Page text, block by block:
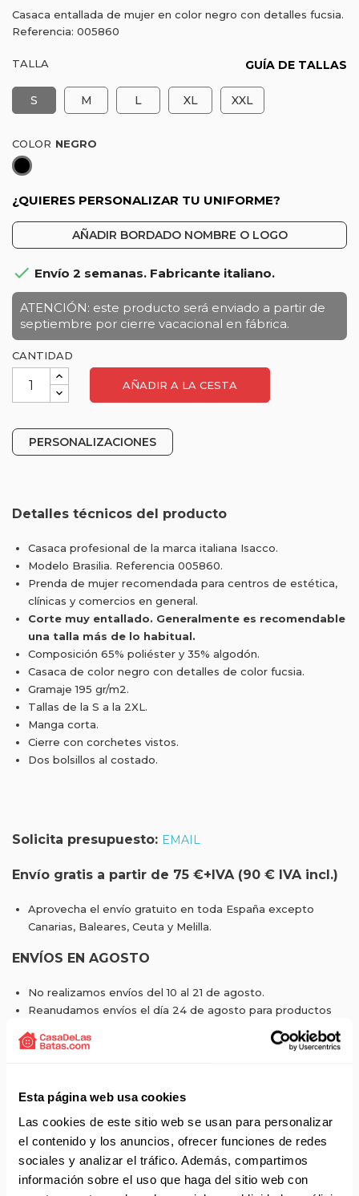
Esta página web usa cookies
Las cookies de este sitio web se usan para personalizar
el contenido y los anuncios, ofrecer funciones de redes
sociales y analizar el tráfico. Además, compartimos
información sobre el uso que haga del sitio web con
Casaca entallada de mujer en color negro con detalles fucsia.
Referencia: 005860
TALLA GUÍA DE TALLAS
S M L XL XXL
COLOR
Negro
¿QUIERES PERSONALIZAR TU UNIFORME?
AÑADIR BORDADO NOMBRE O LOGO
 Envío 2 semanas. Fabricante italiano.
ATENCIÓN: este producto será enviado a partir de
septiembre por cierre vacacional en fábrica.
CANTIDAD
AÑADIR A LA CESTA
PERSONALIZACIONES
Detalles técnicos del producto
Casaca profesional de la marca italiana Isacco.
Modelo Brasilia. Referencia 005860.
Prenda de mujer recomendada para centros de estética,
clínicas y comercios en general.
Corte muy entallado. Generalmente es recomendable
una talla más de lo habitual.
Composición 65% poliéster y 35% algodón.
Casaca de color negro con detalles de color fucsia.
Gramaje 195 gr/m2.
Tallas de la S a la 2XL.
Manga corta.
Cierre con corchetes vistos.
Dos bolsillos al costado.
Solicita presupuesto: EMAIL
Envío gratis a partir de 75 €+IVA (90 € IVA incl.)
Aprovecha el envío gratuito en toda España excepto
Canarias, Baleares, Ceuta y Melilla.
ENVÍOS EN AGOSTO
No realizamos envíos del 10 al 21 de agosto.
Reanudamos envíos el día 24 de agosto para productos
Si adquieres productos con distinto plazo de entrega, el
partir de la fecha indicada en cada producto según fábrica.
IMPORTANTE PERSONALIZACIONES
reanudan las personalizaciones por orden de compra a
partir de septiembre.